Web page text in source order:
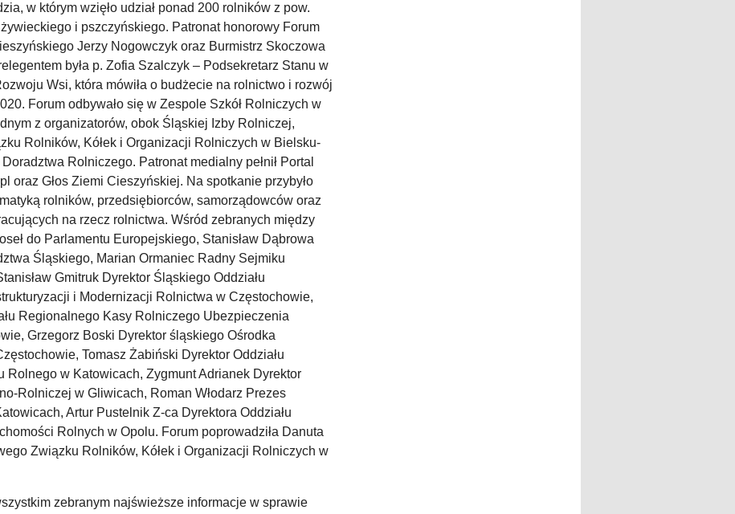
w którym wzięło udział ponad 200 rolników z pow.
i pszczyńskiego. Patronat honorowy Forum
Jerzy Nogowczyk oraz Burmistrz Skoczowa
była p. Zofia Szalczyk – Podsekretarz Stanu w
Wsi, która mówiła o budżecie na rolnictwo i rozwój
Forum odbywało się w Zespole Szkół Rolniczych w
z organizatorów, obok Śląskiej Izby Rolniczej,
Rolników, Kółek i Organizacji Rolniczych w Bielsku-
Rolniczego. Patronat medialny pełnił Portal
oraz Głos Ziemi Cieszyńskiej. Na spotkanie przybyło
rolników, przedsiębiorców, samorządowców oraz
na rzecz rolnictwa. Wśród zebranych między
do Parlamentu Europejskiego, Stanisław Dąbrowa
Śląskiego, Marian Ormaniec Radny Sejmiku
Gmitruk Dyrektor Śląskiego Oddziału
i Modernizacji Rolnictwa w Częstochowie,
Regionalnego Kasy Rolniczego Ubezpieczenia
Grzegorz Boski Dyrektor śląskiego Ośrodka
Tomasz Żabiński Dyrektor Oddziału
Rolnego w Katowicach, Zygmunt Adrianek Dyrektor
Rolniczej w Gliwicach, Roman Włodarz Prezes
Artur Pustelnik Z-ca Dyrektora Oddziału
Rolnych w Opolu. Forum poprowadziła Danuta
Związku Rolników, Kółek i Organizacji Rolniczych w
zebranym najświeższe informacje w sprawie